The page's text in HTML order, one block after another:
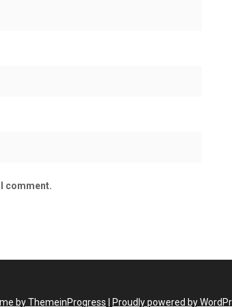
comment.
by ThemeinProgress Proudly powered by